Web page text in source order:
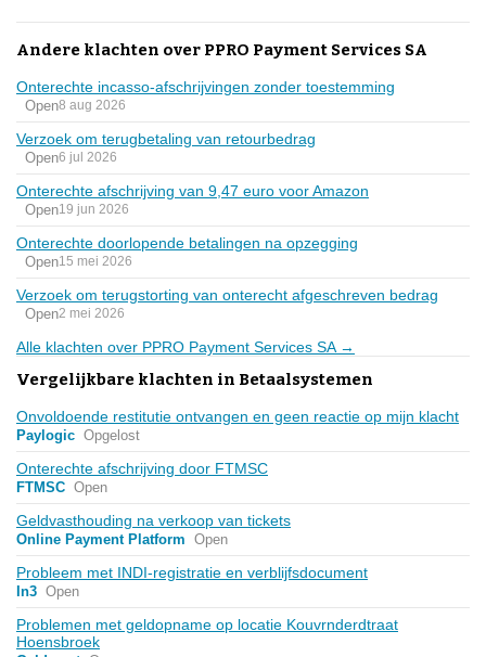
Andere klachten over PPRO Payment Services SA
Onterechte incasso-afschrijvingen zonder toestemming
Open8 aug 2026
Verzoek om terugbetaling van retourbedrag
Open6 jul 2026
Onterechte afschrijving van 9,47 euro voor Amazon
Open19 jun 2026
Onterechte doorlopende betalingen na opzegging
Open15 mei 2026
Verzoek om terugstorting van onterecht afgeschreven bedrag
Open2 mei 2026
Alle klachten over PPRO Payment Services SA →
Vergelijkbare klachten in Betaalsystemen
Onvoldoende restitutie ontvangen en geen reactie op mijn klacht
Paylogic Opgelost
Onterechte afschrijving door FTMSC
FTMSC Open
Geldvasthouding na verkoop van tickets
Online Payment Platform Open
Probleem met INDI-registratie en verblijfsdocument
In3 Open
Problemen met geldopname op locatie Kouvrnderdtraat
Hoensbroek